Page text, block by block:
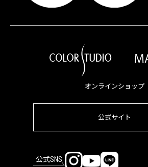
オンラインショップ
公式サイト
公式SNS